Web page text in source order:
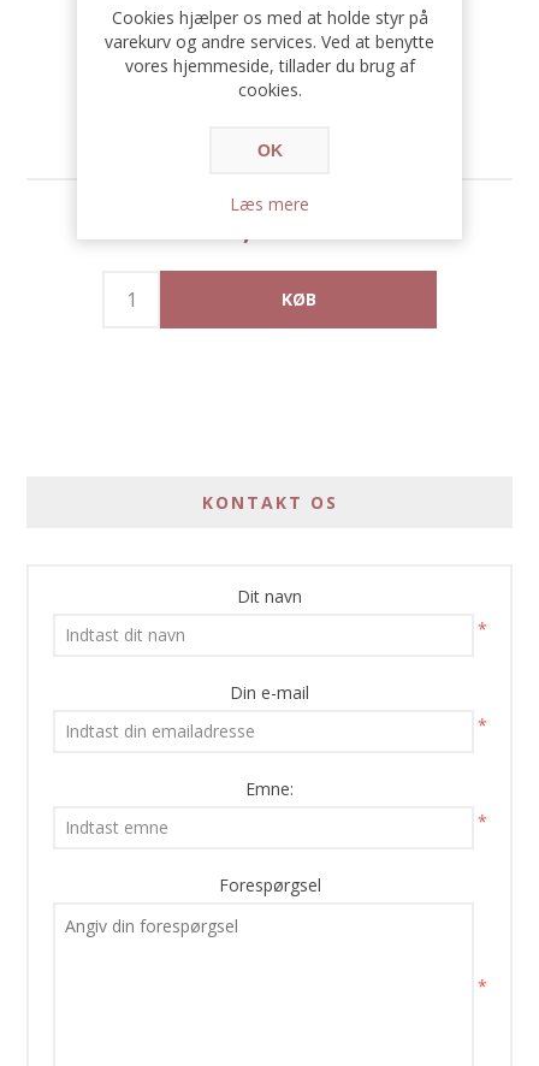
KONTAKT OS
Dit navn
*
Din e-mail
*
Emne:
*
Forespørgsel
*
Cookies hjælper os med at holde styr på
varekurv og andre services. Ved at benytte
vores hjemmeside, tillader du brug af
cookies.
OK
Læs mere